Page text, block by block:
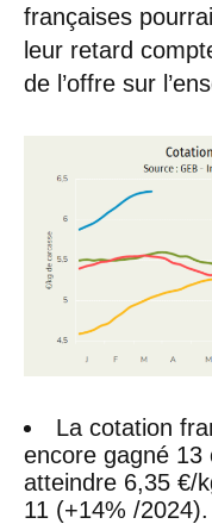
françaises
leur retard
de l’offre sur
La cotation
encore gagné 13
atteindre 6,35 €/
11 (+14% /2024).